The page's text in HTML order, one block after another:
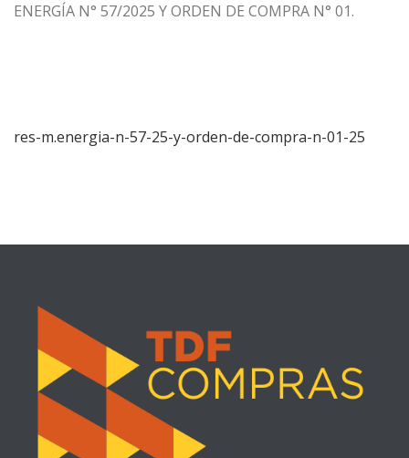
ENERGÍA N° 57/2025 Y ORDEN DE COMPRA N° 01.
res-m.energia-n-57-25-y-orden-de-compra-n-01-25